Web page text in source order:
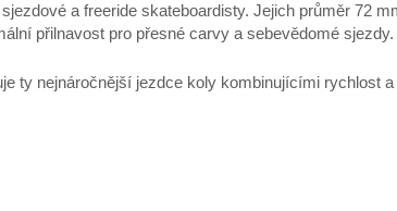
a freeride skateboardisty. Jejich průměr 72
přilnavost pro přesné carvy a sebevědomé
ty nejnáročnější jezdce koly kombinujícími rychlost a